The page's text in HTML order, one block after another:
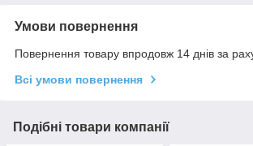
Умови повернення
Повернення товару впродовж 14 днів за
Всі умови повернення
Подібні товари компанії